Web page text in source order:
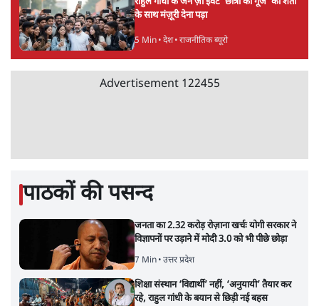
के साथ मंज़ूरी देना पड़ा
5 Min• देश• राजनीतिक ब्यूरो
Advertisement 122455
पाठकों की पसन्द
जनता का 2.32 करोड़ रोज़ाना खर्चः योगी सरकार ने
विज्ञापनों पर उड़ाने में मोदी 3.0 को भी पीछे छोड़ा
7 Min• उत्तर प्रदेश
शिक्षा संस्थान ‘विद्यार्थी’ नहीं, ‘अनुयायी’ तैयार कर
रहे, राहुल गांधी के बयान से छिड़ी नई बहस